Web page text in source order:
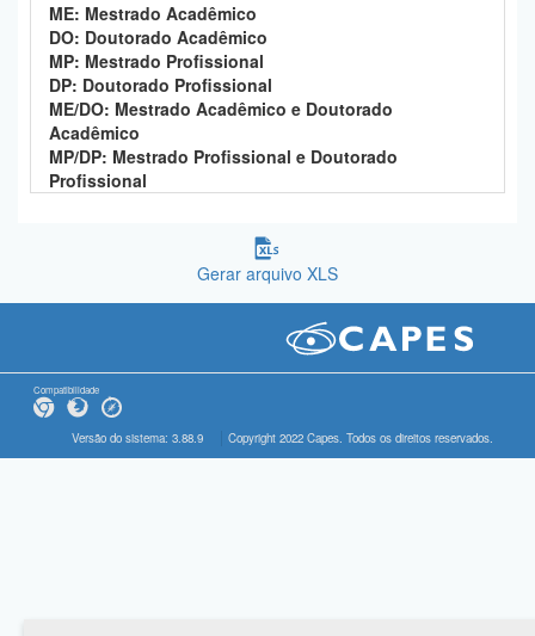
ME: Mestrado Acadêmico
DO: Doutorado Acadêmico
MP: Mestrado Profissional
DP: Doutorado Profissional
ME/DO: Mestrado Acadêmico e Doutorado
Acadêmico
MP/DP: Mestrado Profissional e Doutorado
Profissional
Gerar arquivo XLS
Compatibilidade
Versão do sistema: 3.88.9 Copyright 2022 Capes. Todos os direitos reservados.